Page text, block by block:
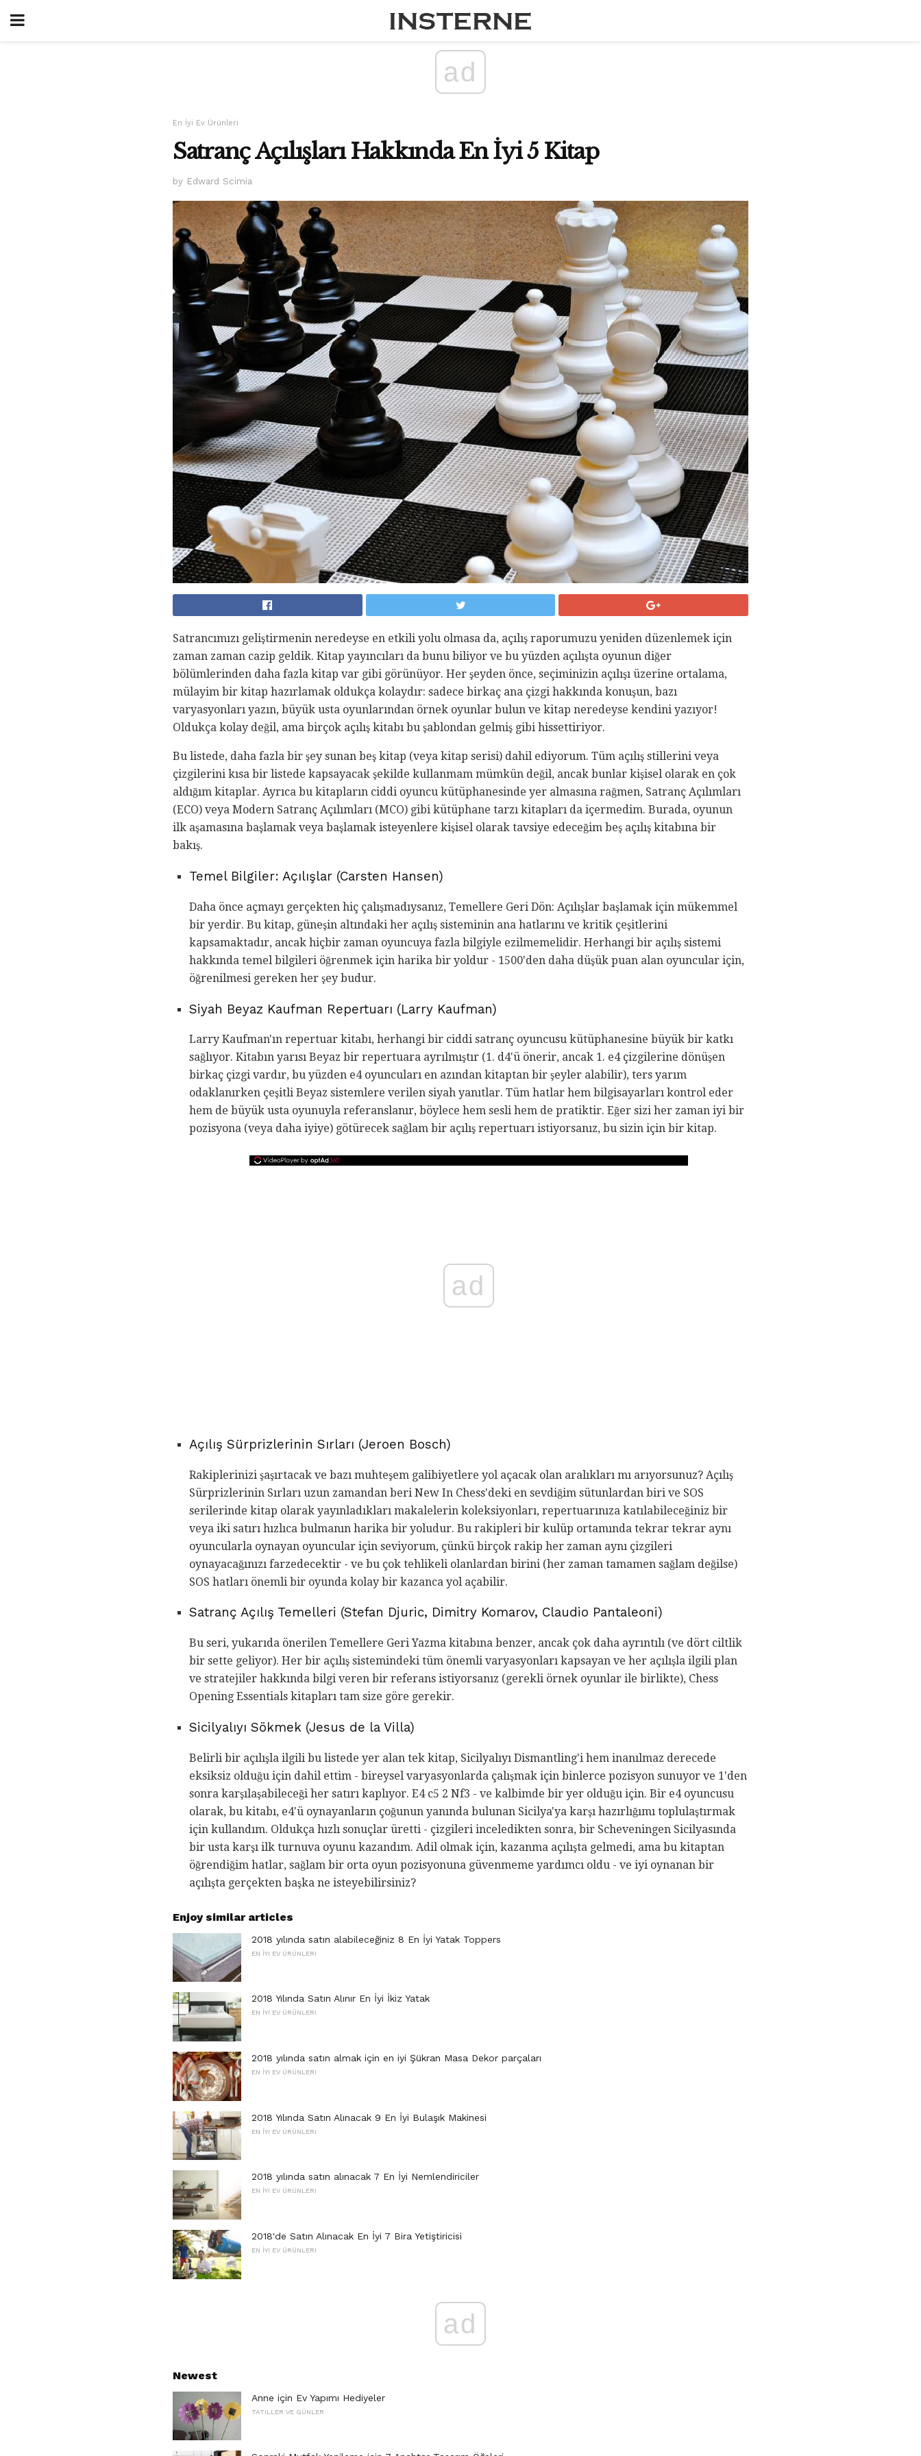
ad
En İyi Ev Ürünleri
Satranç Açılışları Hakkında En İyi 5 Kitap
by Edward Scimia
Satrancımızı geliştirmenin neredeyse en etkili yolu olmasa da, açılış raporumuzu yeniden düzenlemek için
zaman zaman cazip geldik. Kitap yayıncıları da bunu biliyor ve bu yüzden açılışta oyunun diğer
bölümlerinden daha fazla kitap var gibi görünüyor. Her şeyden önce, seçiminizin açılışı üzerine ortalama,
mülayim bir kitap hazırlamak oldukça kolaydır: sadece birkaç ana çizgi hakkında konuşun, bazı
varyasyonları yazın, büyük usta oyunlarından örnek oyunlar bulun ve kitap neredeyse kendini yazıyor!
Oldukça kolay değil, ama birçok açılış kitabı bu şablondan gelmiş gibi hissettiriyor.
Bu listede, daha fazla bir şey sunan beş kitap (veya kitap serisi) dahil ediyorum. Tüm açılış stillerini veya
çizgilerini kısa bir listede kapsayacak şekilde kullanmam mümkün değil, ancak bunlar kişisel olarak en çok
aldığım kitaplar. Ayrıca bu kitapların ciddi oyuncu kütüphanesinde yer almasına rağmen, Satranç Açılımları
(ECO) veya Modern Satranç Açılımları (MCO) gibi kütüphane tarzı kitapları da içermedim. Burada, oyunun
ilk aşamasına başlamak veya başlamak isteyenlere kişisel olarak tavsiye edeceğim beş açılış kitabına bir
bakış.
Temel Bilgiler: Açılışlar (Carsten Hansen)
Daha önce açmayı gerçekten hiç çalışmadıysanız, Temellere Geri Dön: Açılışlar başlamak için mükemmel
bir yerdir. Bu kitap, güneşin altındaki her açılış sisteminin ana hatlarını ve kritik çeşitlerini
kapsamaktadır, ancak hiçbir zaman oyuncuya fazla bilgiyle ezilmemelidir. Herhangi bir açılış sistemi
hakkında temel bilgileri öğrenmek için harika bir yoldur - 1500'den daha düşük puan alan oyuncular için,
öğrenilmesi gereken her şey budur.
Siyah Beyaz Kaufman Repertuarı (Larry Kaufman)
Larry Kaufman'ın repertuar kitabı, herhangi bir ciddi satranç oyuncusu kütüphanesine büyük bir katkı
sağlıyor. Kitabın yarısı Beyaz bir repertuara ayrılmıştır (1. d4'ü önerir, ancak 1. e4 çizgilerine dönüşen
birkaç çizgi vardır, bu yüzden e4 oyuncuları en azından kitaptan bir şeyler alabilir), ters yarım
odaklanırken çeşitli Beyaz sistemlere verilen siyah yanıtlar. Tüm hatlar hem bilgisayarları kontrol eder
hem de büyük usta oyunuyla referanslanır, böylece hem sesli hem de pratiktir. Eğer sizi her zaman iyi bir
pozisyona (veya daha iyiye) götürecek sağlam bir açılış repertuarı istiyorsanız, bu sizin için bir kitap.
ad
Açılış Sürprizlerinin Sırları (Jeroen Bosch)
Rakiplerinizi şaşırtacak ve bazı muhteşem galibiyetlere yol açacak olan aralıkları mı arıyorsunuz? Açılış
Sürprizlerinin Sırları uzun zamandan beri New In Chess'deki en sevdiğim sütunlardan biri ve SOS
serilerinde kitap olarak yayınladıkları makalelerin koleksiyonları, repertuarınıza katılabileceğiniz bir
veya iki satırı hızlıca bulmanın harika bir yoludur. Bu rakipleri bir kulüp ortamında tekrar tekrar aynı
oyuncularla oynayan oyuncular için seviyorum, çünkü birçok rakip her zaman aynı çizgileri
oynayacağınızı farzedecektir - ve bu çok tehlikeli olanlardan birini (her zaman tamamen sağlam değilse)
SOS hatları önemli bir oyunda kolay bir kazanca yol açabilir.
Satranç Açılış Temelleri (Stefan Djuric, Dimitry Komarov, Claudio Pantaleoni)
Bu seri, yukarıda önerilen Temellere Geri Yazma kitabına benzer, ancak çok daha ayrıntılı (ve dört ciltlik
bir sette geliyor). Her bir açılış sistemindeki tüm önemli varyasyonları kapsayan ve her açılışla ilgili plan
ve stratejiler hakkında bilgi veren bir referans istiyorsanız (gerekli örnek oyunlar ile birlikte), Chess
Opening Essentials kitapları tam size göre gerekir.
Sicilyalıyı Sökmek (Jesus de la Villa)
Belirli bir açılışla ilgili bu listede yer alan tek kitap, Sicilyalıyı Dismantling'i hem inanılmaz derecede
eksiksiz olduğu için dahil ettim - bireysel varyasyonlarda çalışmak için binlerce pozisyon sunuyor ve 1'den
sonra karşılaşabileceği her satırı kaplıyor. E4 c5 2 Nf3 - ve kalbimde bir yer olduğu için. Bir e4 oyuncusu
olarak, bu kitabı, e4'ü oynayanların çoğunun yanında bulunan Sicilya'ya karşı hazırlığımı toplulaştırmak
için kullandım. Oldukça hızlı sonuçlar üretti - çizgileri inceledikten sonra, bir Scheveningen Sicilyasında
bir usta karşı ilk turnuva oyunu kazandım. Adil olmak için, kazanma açılışta gelmedi, ama bu kitaptan
öğrendiğim hatlar, sağlam bir orta oyun pozisyonuna güvenmeme yardımcı oldu - ve iyi oynanan bir
açılışta gerçekten başka ne isteyebilirsiniz?
Enjoy similar articles
2018 yılında satın alabileceğiniz 8 En İyi Yatak Toppers
EN İYI EV ÜRÜNLERI
2018 Yılında Satın Alınır En İyi İkiz Yatak
EN İYI EV ÜRÜNLERI
2018 yılında satın almak için en iyi Şükran Masa Dekor parçaları
EN İYI EV ÜRÜNLERI
2018 Yılında Satın Alınacak 9 En İyi Bulaşık Makinesi
EN İYI EV ÜRÜNLERI
2018 yılında satın alınacak 7 En İyi Nemlendiriciler
EN İYI EV ÜRÜNLERI
2018'de Satın Alınacak En İyi 7 Bira Yetiştiricisi
EN İYI EV ÜRÜNLERI
ad
Newest
Anne için Ev Yapımı Hediyeler
TATILLER VE GÜNLER